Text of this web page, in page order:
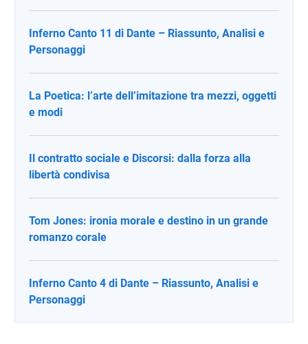
Inferno Canto 11 di Dante – Riassunto, Analisi e
Personaggi
La Poetica: l’arte dell’imitazione tra mezzi, oggetti
e modi
Il contratto sociale e Discorsi: dalla forza alla
libertà condivisa
Tom Jones: ironia morale e destino in un grande
romanzo corale
Inferno Canto 4 di Dante – Riassunto, Analisi e
Personaggi